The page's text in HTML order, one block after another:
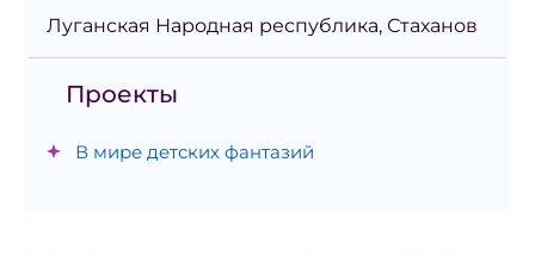
Луганская Народная республика, Стаханов
Проекты
В мире детских фантазий